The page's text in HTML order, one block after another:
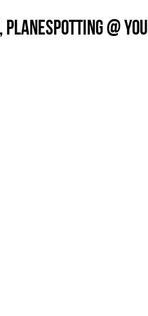
Planespotting @